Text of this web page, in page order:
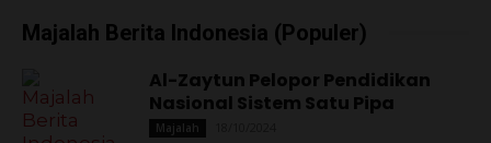
Majalah Berita Indonesia (Populer)
Al-Zaytun Pelopor Pendidikan
Nasional Sistem Satu Pipa
Majalah